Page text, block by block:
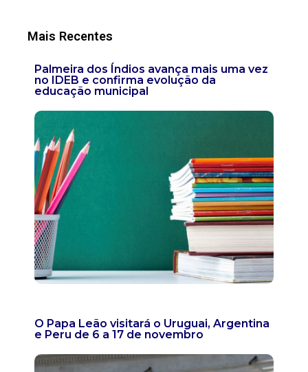
Mais Recentes
Palmeira dos Índios avança mais uma vez
no IDEB e confirma evolução da
educação municipal
O Papa Leão visitará o Uruguai, Argentina
e Peru de 6 a 17 de novembro